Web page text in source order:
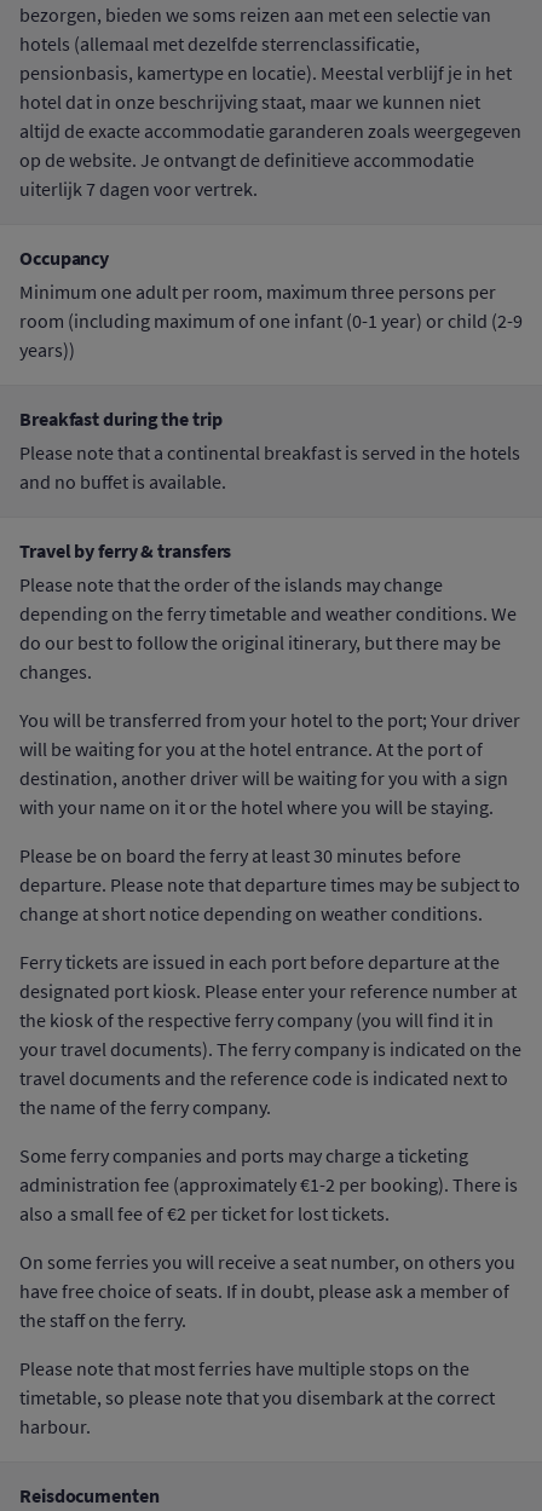
bezorgen, bieden we soms reizen aan met een selectie van
hotels (allemaal met dezelfde sterrenclassificatie,
pensionbasis, kamertype en locatie). Meestal verblijf je in het
hotel dat in onze beschrijving staat, maar we kunnen niet
altijd de exacte accommodatie garanderen zoals weergegeven
op de website. Je ontvangt de definitieve accommodatie
uiterlijk 7 dagen voor vertrek.
Occupancy
Minimum one adult per room, maximum three persons per
room (including maximum of one infant (0-1 year) or child (2-9
years))
Breakfast during the trip
Please note that a continental breakfast is served in the hotels
and no buffet is available.
Travel by ferry & transfers
Please note that the order of the islands may change
depending on the ferry timetable and weather conditions. We
do our best to follow the original itinerary, but there may be
changes.
You will be transferred from your hotel to the port; Your driver
will be waiting for you at the hotel entrance. At the port of
destination, another driver will be waiting for you with a sign
with your name on it or the hotel where you will be staying.
Please be on board the ferry at least 30 minutes before
departure. Please note that departure times may be subject to
change at short notice depending on weather conditions.
Ferry tickets are issued in each port before departure at the
designated port kiosk. Please enter your reference number at
the kiosk of the respective ferry company (you will find it in
your travel documents). The ferry company is indicated on the
travel documents and the reference code is indicated next to
the name of the ferry company.
Some ferry companies and ports may charge a ticketing
administration fee (approximately €1-2 per booking). There is
also a small fee of €2 per ticket for lost tickets.
On some ferries you will receive a seat number, on others you
have free choice of seats. If in doubt, please ask a member of
the staff on the ferry.
Please note that most ferries have multiple stops on the
timetable, so please note that you disembark at the correct
harbour.
Reisdocumenten